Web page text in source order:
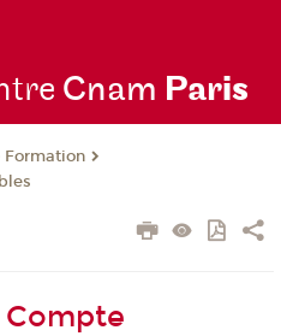
Cnam Paris
Formation